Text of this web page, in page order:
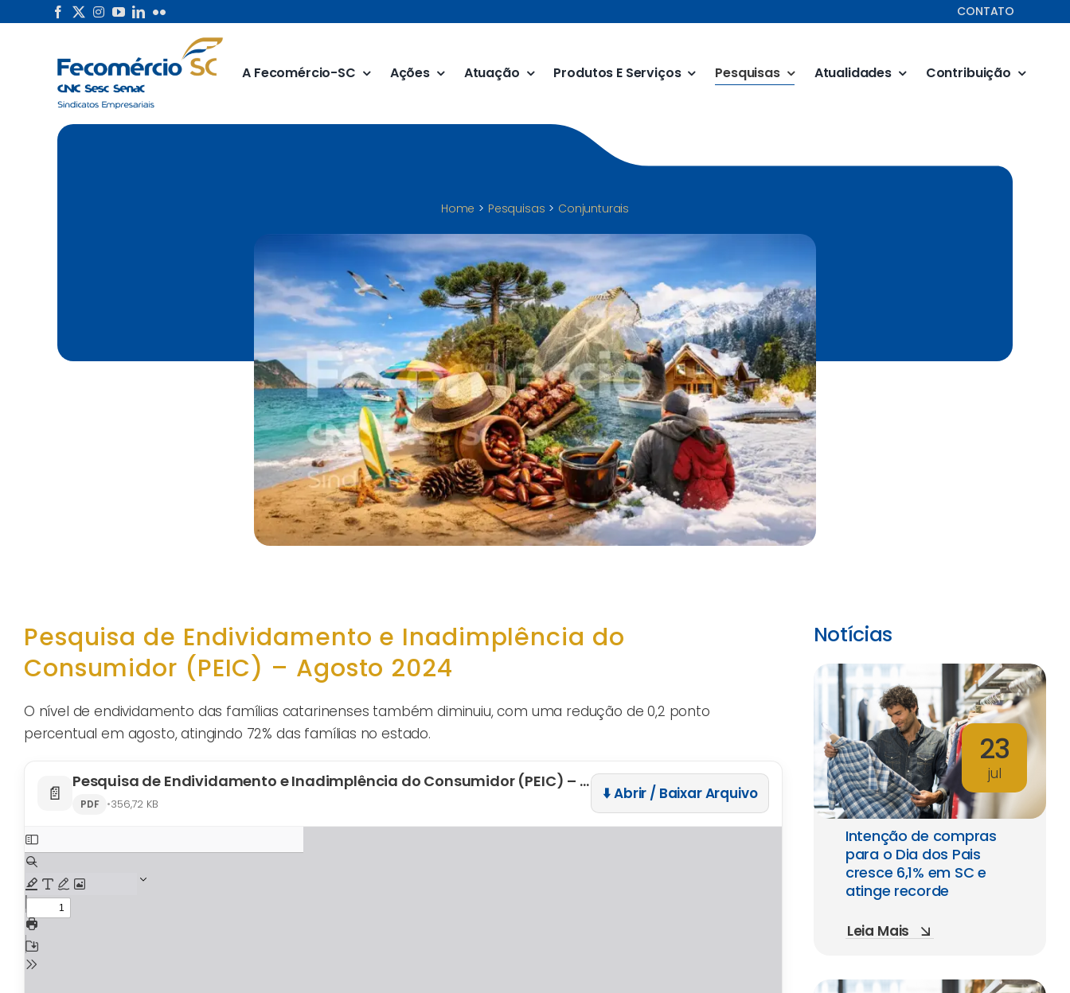
CONTATO
A Fecomércio-SC Ações Atuação Produtos E Serviços Pesquisas Atualidades Contribuição
Home Pesquisas Conjunturais
Pesquisa de Endividamento e Inadimplência do
Consumidor (PEIC) – Agosto 2024
O nível de endividamento das famílias catarinenses também diminuiu, com uma redução de 0,2 ponto
percentual em agosto, atingindo 72% das famílias no estado.
📄
Pesquisa de Endividamento e Inadimplência do Consumidor (PEIC) – Agosto 2024
PDF •356,72 KB
⬇️ Abrir / Baixar Arquivo
Notícias
23
jul
Intenção de compras
para o Dia dos Pais
cresce 6,1% em SC e
atinge recorde
Leia Mais